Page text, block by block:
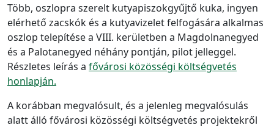
Több, oszlopra szerelt kutyapiszokgyűjtő kuka, ingyen
elérhető zacskók és a kutyavizelet felfogására alkalmas
oszlop telepítése a VIII. kerületben a Magdolnanegyed
és a Palotanegyed néhány pontján, pilot jelleggel.
Részletes leírás a fővárosi közösségi költségvetés
honlapján.
A korábban megvalósult, és a jelenleg megvalósulás
alatt álló fővárosi közösségi költségvetés projektekről